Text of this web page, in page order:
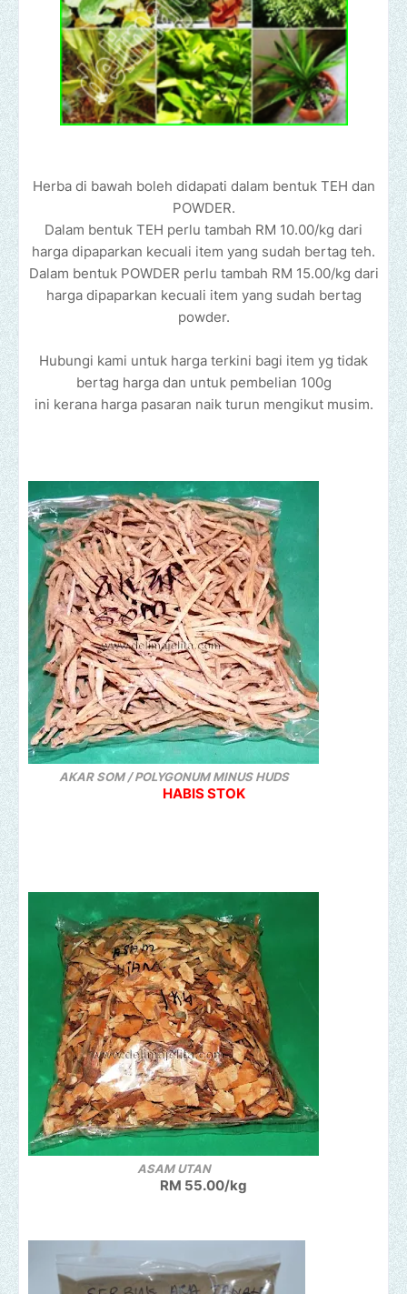
Herba di bawah boleh didapati dalam bentuk TEH dan
POWDER.
Dalam bentuk TEH perlu tambah RM 10.00/kg dari
harga dipaparkan kecuali item yang sudah bertag teh.
Dalam bentuk POWDER perlu tambah RM 15.00/kg dari
harga dipaparkan kecuali item yang sudah bertag
powder.
Hubungi kami untuk harga terkini bagi item yg tidak
bertag harga dan untuk pembelian 100g
ini kerana harga pasaran naik turun mengikut musim.
AKAR SOM /POLYGONUM MINUS HUDS
HABIS STOK
ASAM UTAN
RM 55.00/kg